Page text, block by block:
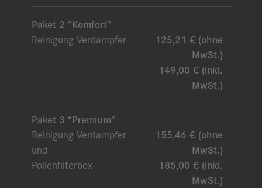
Paket 2 “Komfort”
Reinigung Verdampfer
125,21 € (ohne
MwSt.)
149,00 € (inkl.
MwSt.)
Paket 3 “Premium”
Reinigung Verdampfer
und
Pollenfilterbox
155,46 € (ohne
MwSt.)
185,00 € (inkl.
MwSt.)